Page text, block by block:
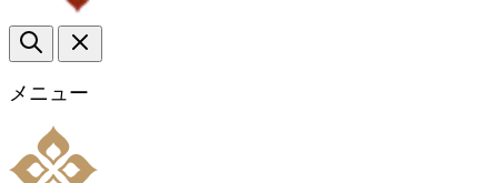
メニュー